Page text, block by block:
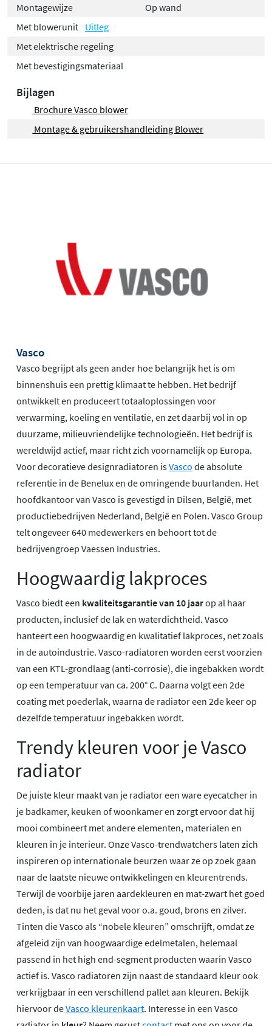
Montagewijze
Op wand
Met blowerunit Uitleg
Met elektrische regeling
Met bevestigingsmateriaal
Bijlagen
Brochure Vasco blower
Montage & gebruikershandleiding Blower
Vasco
Vasco begrijpt als geen ander hoe belangrijk het is om
binnenshuis een prettig klimaat te hebben. Het bedrijf
ontwikkelt en produceert totaaloplossingen voor
verwarming, koeling en ventilatie, en zet daarbij vol in op
duurzame, milieuvriendelijke technologieën. Het bedrijf is
wereldwijd actief, maar richt zich voornamelijk op Europa.
Voor decoratieve designradiatoren isVasco de absolute
referentie in de Benelux en de omringende buurlanden. Het
hoofdkantoor van Vasco is gevestigd in Dilsen, België, met
productiebedrijven Nederland, België en Polen. Vasco Group
telt ongeveer 640 medewerkers en behoort tot de
bedrijvengroep Vaessen Industries.
Hoogwaardig lakproces
Vasco biedt een kwaliteitsgarantie van 10 jaarop al haar
producten, inclusief de lak en waterdichtheid. Vasco
hanteert een hoogwaardig en kwalitatief lakproces, net zoals
in de autoindustrie. Vasco-radiatoren worden eerst voorzien
van een KTL-grondlaag (anti-corrosie), die ingebakken wordt
op een temperatuur van ca. 200° C. Daarna volgt een 2de
coating met poederlak, waarna de radiator een 2de keer op
dezelfde temperatuur ingebakken wordt.
Trendy kleuren voor je Vasco
radiator
De juiste kleur maakt van je radiator een ware eyecatcher in
je badkamer, keuken of woonkamer en zorgt ervoor dat hij
mooi combineert met andere elementen, materialen en
kleuren in je interieur. Onze Vasco-trendwatchers laten zich
inspireren op internationale beurzen waar ze op zoek gaan
naar de laatste nieuwe ontwikkelingen en kleurentrends.
Terwijl de voorbije jaren aardekleuren en mat-zwart het goed
deden, is dat nu het geval voor o.a. goud, brons en zilver.
Tinten die Vasco als “nobele kleuren” omschrijft, omdat ze
afgeleid zijn van hoogwaardige edelmetalen, helemaal
passend in het high end-segment producten waarin Vasco
actief is. Vasco radiatoren zijn naast de standaard kleur ook
verkrijgbaar in een verschillend pallet aan kleuren. Bekijk
hiervoor deVasco kleurenkaart. Interesse in een Vasco